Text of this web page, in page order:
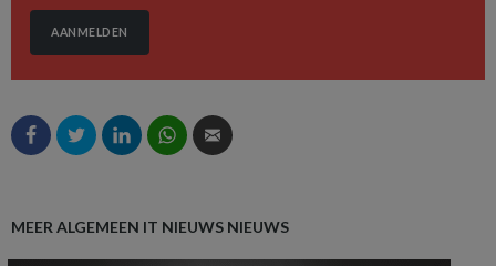
AANMELDEN
MEER ALGEMEEN IT NIEUWS NIEUWS